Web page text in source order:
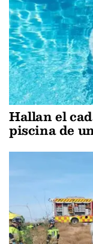
Hallan el
piscina de